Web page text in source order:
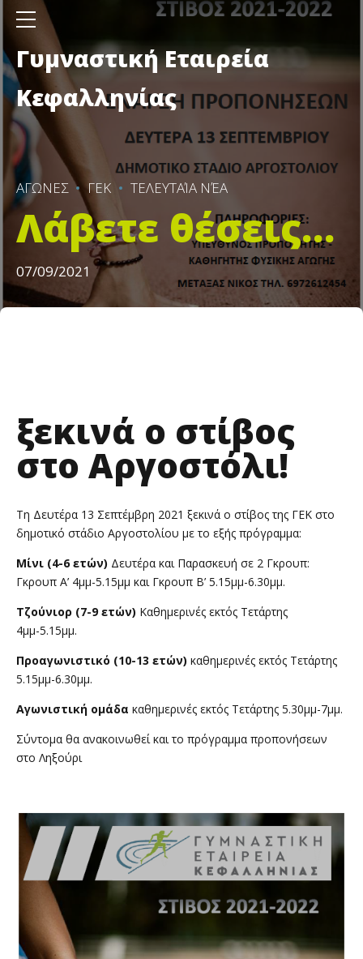
Γυμναστική Εταιρεία
Κεφαλληνίας
ΑΓΩΝΕΣ ΓΕΚ ΤΕΛΕΥΤΑΊΑ ΝΈΑ
Λάβετε θέσεις…
07/09/2021
ξεκινά ο στίβος
στο Αργοστόλι!
Τη Δευτέρα 13 Σεπτέμβρη 2021 ξεκινά ο στίβος της ΓΕΚ στο
δημοτικό στάδιο Αργοστολίου με το εξής πρόγραμμα:
Μίνι (4-6 ετών) Δευτέρα και Παρασκευή σε 2 Γκρουπ:
Γκρουπ Α’ 4μμ-5.15μμ και Γκρουπ Β’ 5.15μμ-6.30μμ.
Τζούνιορ (7-9 ετών) Καθημερινές εκτός Τετάρτης
4μμ-5.15μμ.
Προαγωνιστικό (10-13 ετών) καθημερινές εκτός Τετάρτης
5.15μμ-6.30μμ.
Αγωνιστική ομάδα καθημερινές εκτός Τετάρτης 5.30μμ-7μμ.
Σύντομα θα ανακοινωθεί και το πρόγραμμα προπονήσεων
στο Ληξούρι